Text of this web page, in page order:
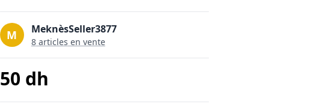
M MeknèsSeller3877
8articles en vente
50 dh